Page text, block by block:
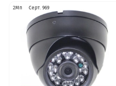
2Мп Серт. 969